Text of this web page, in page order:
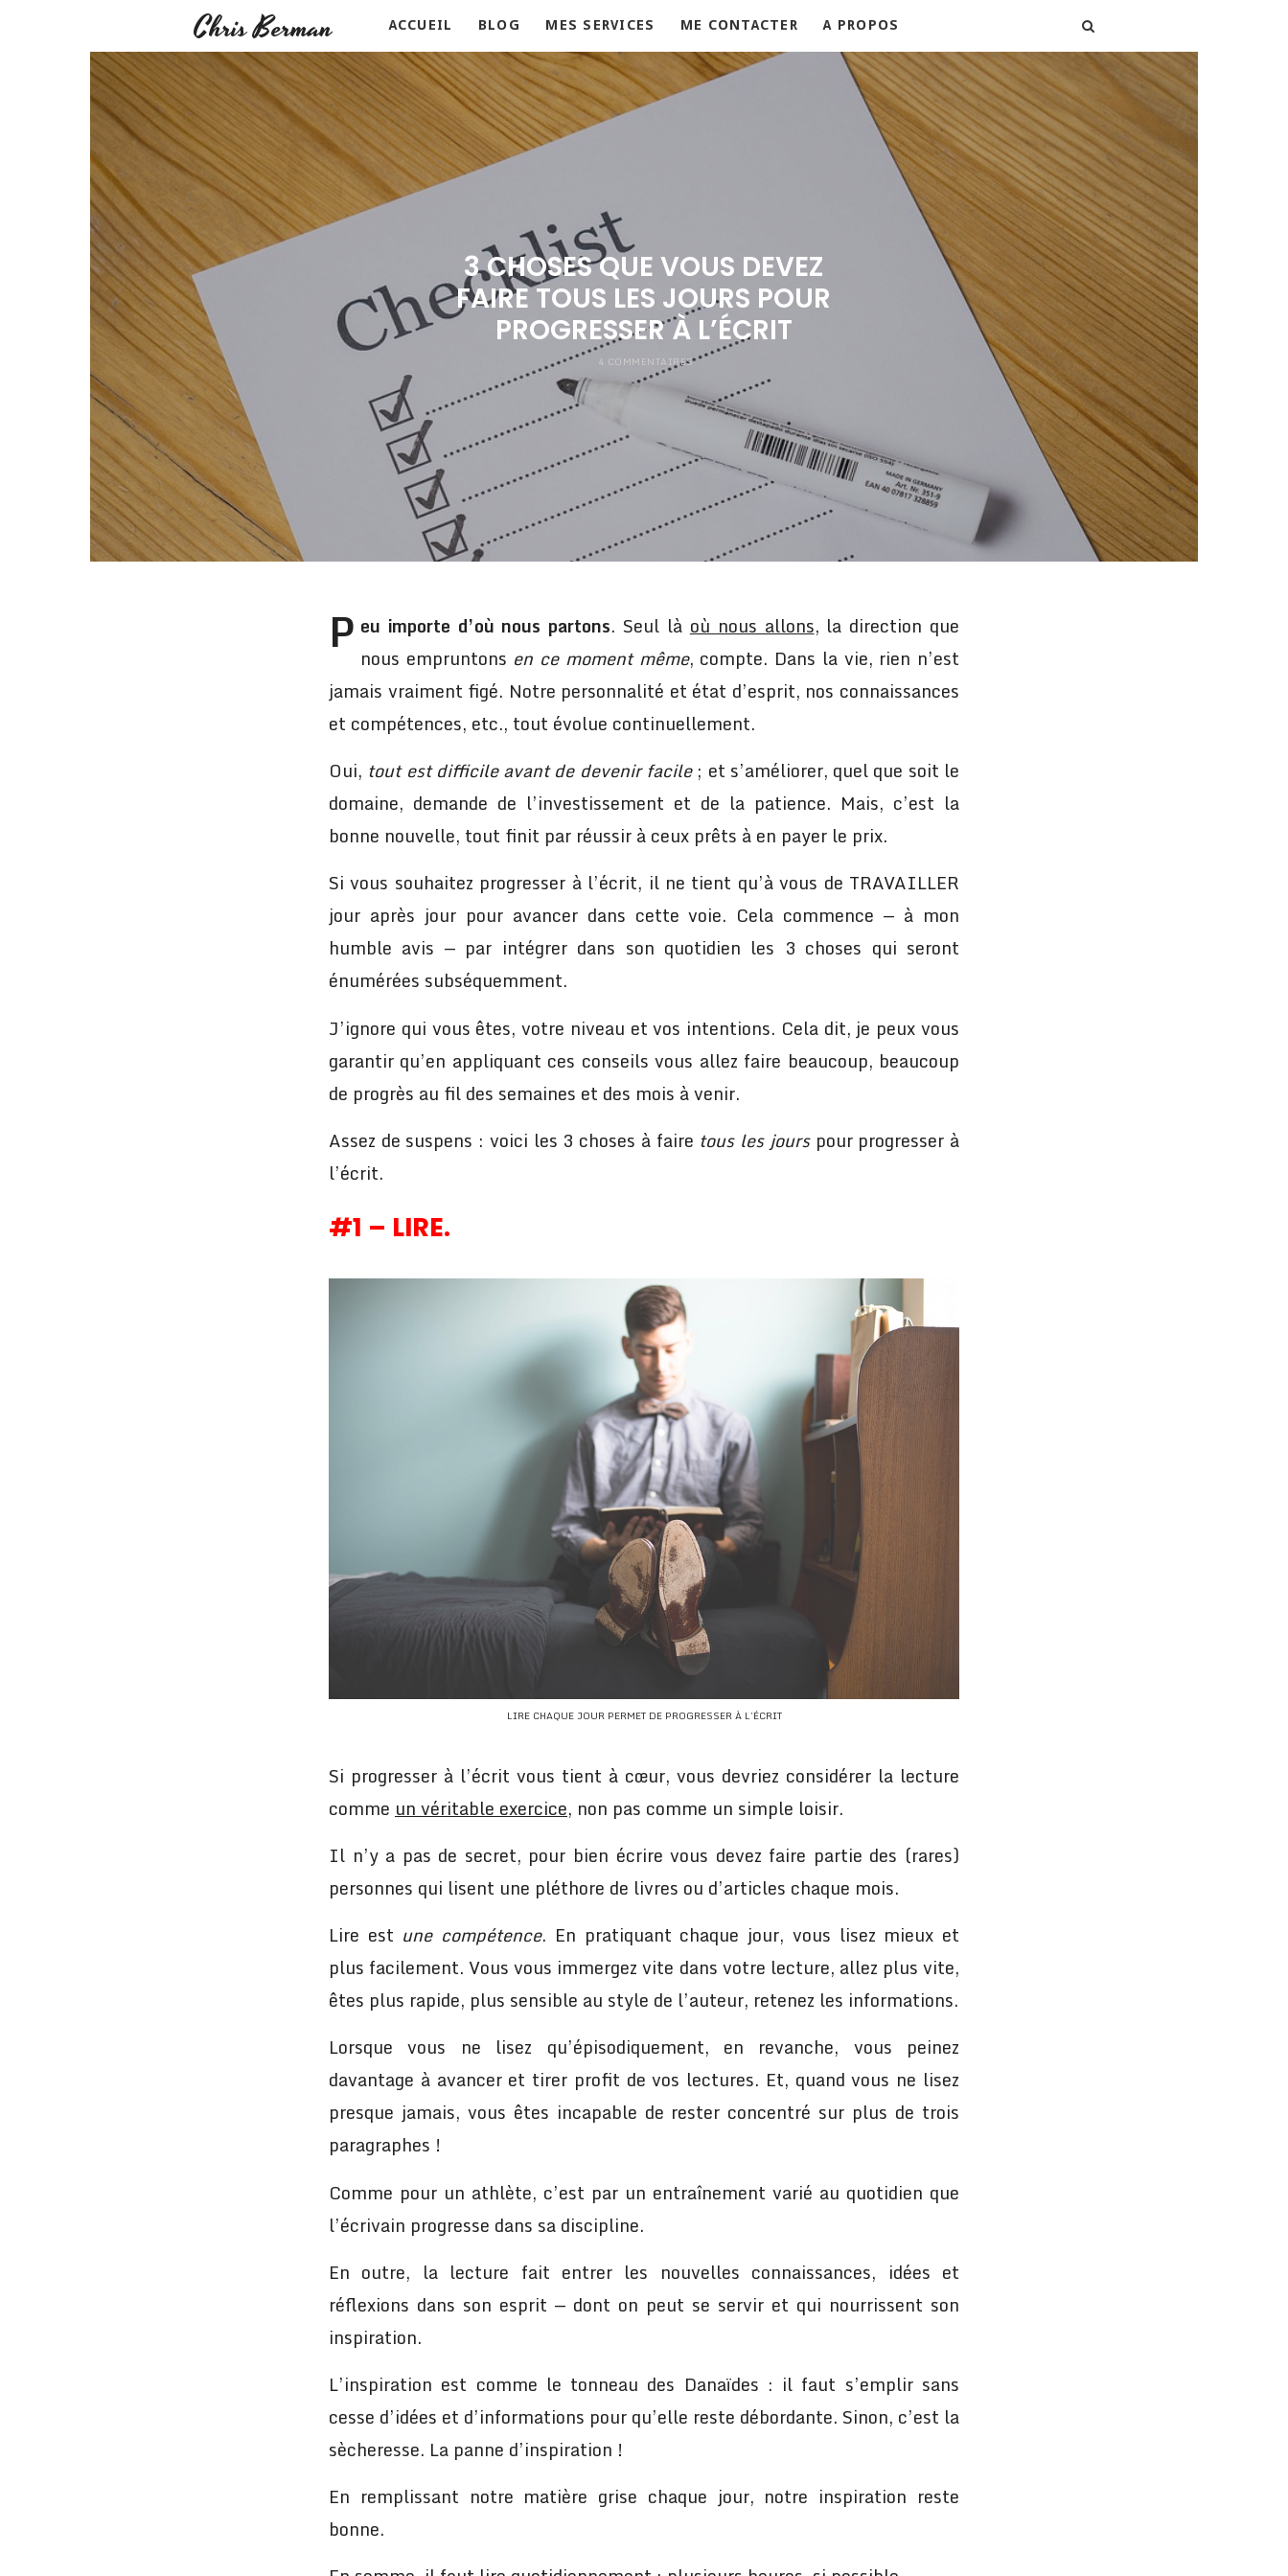
Chris Berman ACCUEIL BLOG MES SERVICES ME CONTACTER A PROPOS
3 CHOSES QUE VOUS DEVEZ
FAIRE TOUS LES JOURS POUR
PROGRESSER À L’ÉCRIT
4 COMMENTAIRES
P eu importe d’où nous partons. Seul làoù nous allons, la direction que
nous empruntons en ce moment même, compte. Dans la vie, rien n’est
jamais vraiment figé. Notre personnalité et état d’esprit, nos connaissances
et compétences, etc., tout évolue continuellement.
Oui, tout est difficile avant de devenir facile; et s’améliorer, quel que soit le
domaine, demande de l’investissement et de la patience. Mais, c’est la
bonne nouvelle, tout finit par réussir à ceux prêts à en payer le prix.
Si vous souhaitez progresser à l’écrit, il ne tient qu’à vous de TRAVAILLER
jour après jour pour avancer dans cette voie. Cela commence — à mon
humble avis — par intégrer dans son quotidien les 3 choses qui seront
énumérées subséquemment.
J’ignore qui vous êtes, votre niveau et vos intentions. Cela dit, je peux vous
garantir qu’en appliquant ces conseils vous allez faire beaucoup, beaucoup
de progrès au fil des semaines et des mois à venir.
Assez de suspens : voici les 3 choses à faire tous les jourspour progresser à
l’écrit.
#1 – LIRE.
LIRE CHAQUE JOUR PERMET DE PROGRESSER À L’ÉCRIT
Si progresser à l’écrit vous tient à cœur, vous devriez considérer la lecture
comme un véritable exercice, non pas comme un simple loisir.
Il n’y a pas de secret, pour bien écrire vous devez faire partie des (rares)
personnes qui lisent une pléthore de livres ou d’articles chaque mois.
Lire est une compétence. En pratiquant chaque jour, vous lisez mieux et
plus facilement. Vous vous immergez vite dans votre lecture, allez plus vite,
êtes plus rapide, plus sensible au style de l’auteur, retenez les informations.
Lorsque vous ne lisez qu’épisodiquement, en revanche, vous peinez
davantage à avancer et tirer profit de vos lectures. Et, quand vous ne lisez
presque jamais, vous êtes incapable de rester concentré sur plus de trois
paragraphes !
Comme pour un athlète, c’est par un entraînement varié au quotidien que
l’écrivain progresse dans sa discipline.
En outre, la lecture fait entrer les nouvelles connaissances, idées et
réflexions dans son esprit — dont on peut se servir et qui nourrissent son
inspiration.
L’inspiration est comme le tonneau des Danaïdes : il faut s’emplir sans
cesse d’idées et d’informations pour qu’elle reste débordante. Sinon, c’est la
sècheresse. La panne d’inspiration !
En remplissant notre matière grise chaque jour, notre inspiration reste
bonne.